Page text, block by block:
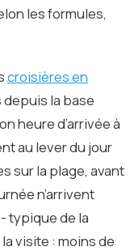
les formules,
croisières en
la base
heure d’arrivée à
au lever du jour
sur la plage, avant
n’arrivent
typique de la
visite : moins de